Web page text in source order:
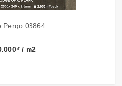
Pergo 03864
/ m2